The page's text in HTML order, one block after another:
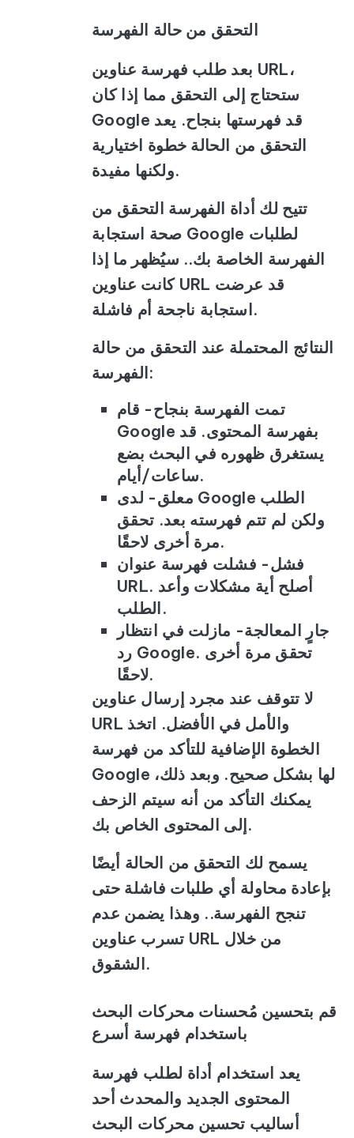
التحقق من حالة الفهرسة
بعد طلب فهرسة عناوين URL،
ستحتاج إلى التحقق مما إذا كان
Google قد فهرستها بنجاح. يعد
التحقق من الحالة خطوة اختيارية
ولكنها مفيدة.
تتيح لك أداة الفهرسة التحقق من
صحة استجابة Google لطلبات
الفهرسة الخاصة بك.. سيُظهر ما إذا
كانت عناوين URL قد عرضت
استجابة ناجحة أم فاشلة.
النتائج المحتملة عند التحقق من حالة
الفهرسة:
تمت الفهرسة بنجاح- قام
Google بفهرسة المحتوى. قد
يستغرق ظهوره في البحث بضع
ساعات/أيام.
معلق- لدى Google الطلب
ولكن لم تتم فهرسته بعد. تحقق
مرة أخرى لاحقًا.
فشل- فشلت فهرسة عنوان
URL. أصلح أية مشكلات وأعد
الطلب.
جارٍ المعالجة- مازلت في انتظار
رد Google. تحقق مرة أخرى
لاحقًا.
لا تتوقف عند مجرد إرسال عناوين
URL والأمل في الأفضل. اتخذ
الخطوة الإضافية للتأكد من فهرسة
Google لها بشكل صحيح. وبعد ذلك،
يمكنك التأكد من أنه سيتم الزحف
إلى المحتوى الخاص بك.
يسمح لك التحقق من الحالة أيضًا
بإعادة محاولة أي طلبات فاشلة حتى
تنجح الفهرسة.. وهذا يضمن عدم
تسرب عناوين URL من خلال
الشقوق.
قم بتحسين مُحسنات محركات البحث
باستخدام فهرسة أسرع
يعد استخدام أداة لطلب فهرسة
المحتوى الجديد والمحدث أحد
أساليب تحسين محركات البحث